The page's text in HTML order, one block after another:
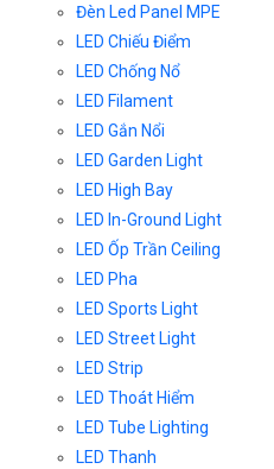
Đèn Led Panel MPE
LED Chiếu Điểm
LED Chống Nổ
LED Filament
LED Gắn Nổi
LED Garden Light
LED High Bay
LED In-Ground Light
LED Ốp Trần Ceiling
LED Pha
LED Sports Light
LED Street Light
LED Strip
LED Thoát Hiểm
LED Tube Lighting
LED Thanh